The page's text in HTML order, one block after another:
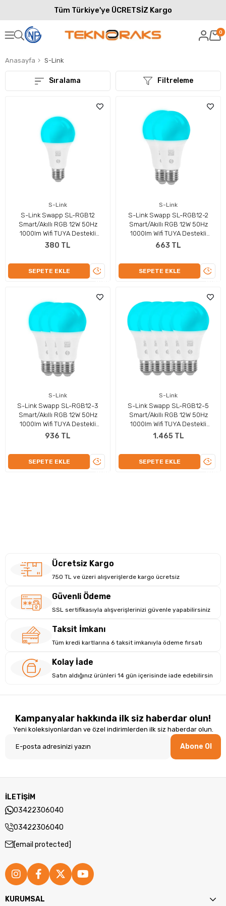
Tüm Türkiye'ye ÜCRETSİZ Kargo
0
Anasayfa S-Link
Filtreleme
Sıralama
S-Link
S-Link Swapp SL-RGB12
Smart/Akıllı RGB 12W 50Hz
1000lm Wifi TUYA Destekli
Lamba/Ampul
380 TL
SEPETE EKLE
ÜRÜNÜ
S-Link
S-Link Swapp SL-RGB12-2
Smart/Akıllı RGB 12W 50Hz
1000lm Wifi TUYA Destekli
Lamba/Ampul-2 Adet
663 TL
SEPETE EKLE
S-Link
S-Link Swapp SL-RGB12-3
Smart/Akıllı RGB 12W 50Hz
1000lm Wifi TUYA Destekli
Lamba/Ampul-3 Adet
936 TL
SEPETE EKLE
ÜRÜNÜ
S-Link
S-Link Swapp SL-RGB12-5
Smart/Akıllı RGB 12W 50Hz
1000lm Wifi TUYA Destekli
Lamba/Ampul-5 Adet
1.465 TL
SEPETE EKLE
Ücretsiz Kargo
750 TL ve üzeri alışverişlerde kargo ücretsiz
Güvenli Ödeme
SSL sertifikasıyla alışverişlerinizi güvenle yapabilirsiniz
Taksit İmkanı
Tüm kredi kartlarına 6 taksit imkanıyla ödeme fırsatı
Kolay İade
Satın aldığınız ürünleri 14 gün içerisinde iade edebilirsin
Kampanyalar hakkında ilk siz haberdar olun!
Yeni koleksiyonlardan ve özel indirimlerden ilk siz haberdar olun.
Abone Ol
İLETİŞİM
03422306040
03422306040
[email protected]
KURUMSAL